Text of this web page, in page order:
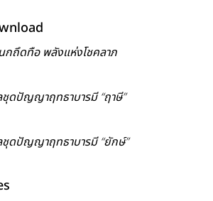
กถึดทือ พลังแห่งโชคลาภ
ดปัญญาฤทธาบารมี “ฤาษี”
ชุดปัญญาฤทธาบารมี “ยักษ์”